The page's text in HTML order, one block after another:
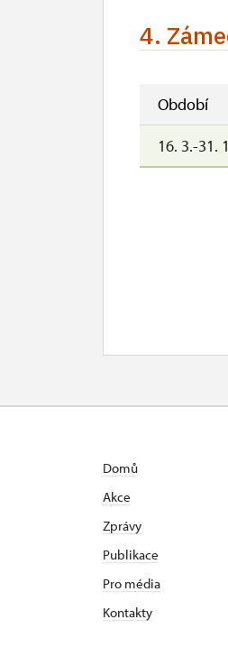
4.
Období
16. 3.-31.
Domů
Akce
Zprávy
Publikace
Pro média
Kontakty